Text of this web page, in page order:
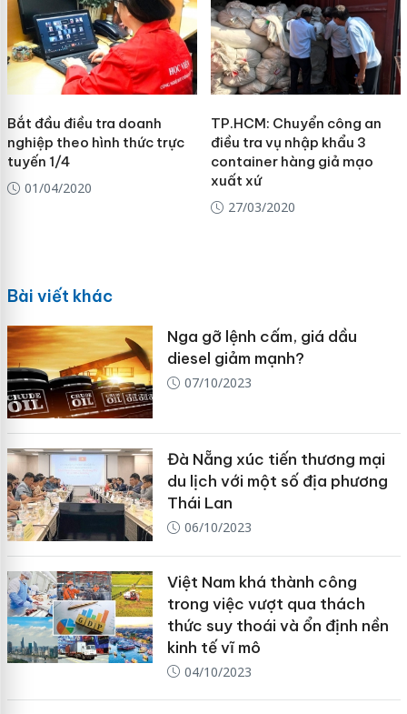
Bắt đầu điều tra doanh
nghiệp theo hình thức trực
tuyến 1/4
01/04/2020
TP.HCM: Chuyển công an
điều tra vụ nhập khẩu 3
container hàng giả mạo
xuất xứ
27/03/2020
Bài viết khác
Nga gỡ lệnh cấm, giá dầu
diesel giảm mạnh?
07/10/2023
Đà Nẵng xúc tiến thương mại
du lịch với một số địa phương
Thái Lan
06/10/2023
Việt Nam khá thành công
trong việc vượt qua thách
thức suy thoái và ổn định nền
kinh tế vĩ mô
04/10/2023